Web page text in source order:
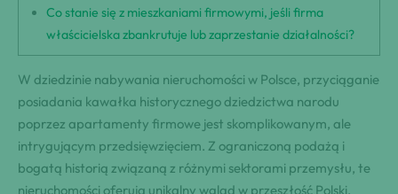
Co stanie się z mieszkaniami firmowymi, jeśli firma
właścicielska zbankrutuje lub zaprzestanie działalności?
W dziedzinie nabywania nieruchomości w Polsce, przyciąganie
posiadania kawałka historycznego dziedzictwa narodu
poprzez apartamenty firmowe jest skomplikowanym, ale
intrygującym przedsięwzięciem. Z ograniczoną podażą i
bogatą historią związaną z różnymi sektorami przemysłu, te
nieruchomości oferują unikalny wgląd w przeszłość Polski.